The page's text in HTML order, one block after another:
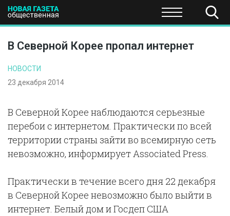
ПОЛИТИКА ЭКОНОМИКА НАУКА И
В Северной Корее пропал интернет
НОВОСТИ
23 декабря 2014
В Северной Корее наблюдаются серьезные
перебои с интернетом. Практически по всей
территории страны зайти во всемирную сеть
невозможно, информирует Associated Press.
Практически в течение всего дня 22 декабря
в Северной Корее невозможно было выйти в
интернет. Белый дом и Госдеп США